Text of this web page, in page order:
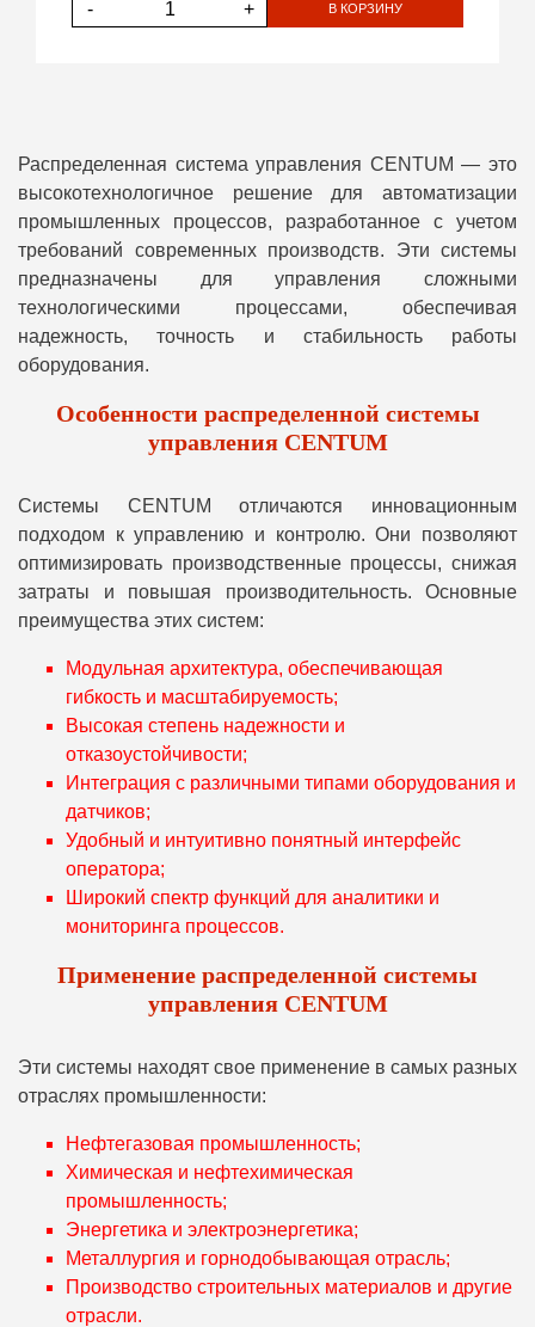
- + В КОРЗИНУ
Распределенная система управления CENTUM — это
высокотехнологичное решение для автоматизации
промышленных процессов, разработанное с учетом
требований современных производств. Эти системы
предназначены для управления сложными
технологическими процессами, обеспечивая
надежность, точность и стабильность работы
оборудования.
Особенности распределенной системы
управления CENTUM
Системы CENTUM отличаются инновационным
подходом к управлению и контролю. Они позволяют
оптимизировать производственные процессы, снижая
затраты и повышая производительность. Основные
преимущества этих систем:
Модульная архитектура, обеспечивающая
гибкость и масштабируемость;
Высокая степень надежности и
отказоустойчивости;
Интеграция с различными типами оборудования и
датчиков;
Удобный и интуитивно понятный интерфейс
оператора;
Широкий спектр функций для аналитики и
мониторинга процессов.
Применение распределенной системы
управления CENTUM
Эти системы находят свое применение в самых разных
отраслях промышленности:
Нефтегазовая промышленность;
Химическая и нефтехимическая
промышленность;
Энергетика и электроэнергетика;
Металлургия и горнодобывающая отрасль;
Производство строительных материалов и другие
отрасли.